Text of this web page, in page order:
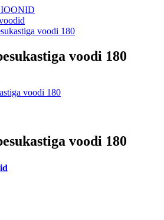
voodi 180
voodi 180
voodi 180